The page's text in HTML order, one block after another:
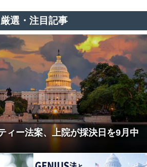
厳選・注目記事
ィー法案、上院が採決日を9月中